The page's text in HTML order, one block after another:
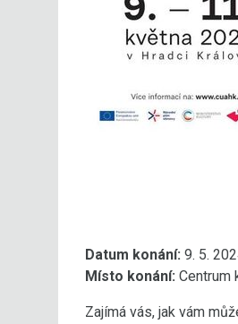
Datum konání: 9. 5.
Místo konání: Centrum
Zajímá vás, jak vám